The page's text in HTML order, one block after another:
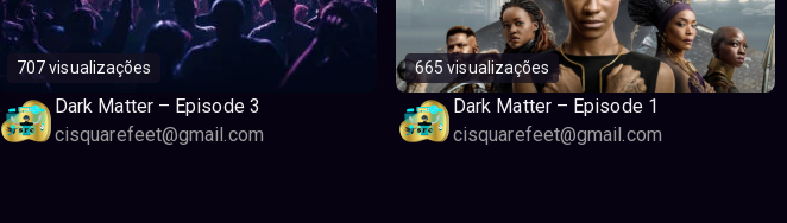
707 visualizações
Dark Matter – Episode 3
cisquarefeet@gmail.com
665 visualizações
Dark Matter – Episode 1
cisquarefeet@gmail.com